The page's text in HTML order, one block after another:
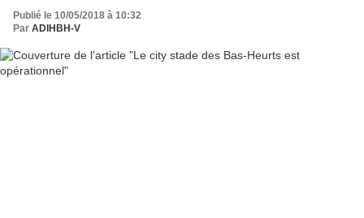
Publié le 10/05/2018 à 10:32
Par ADIHBH-V